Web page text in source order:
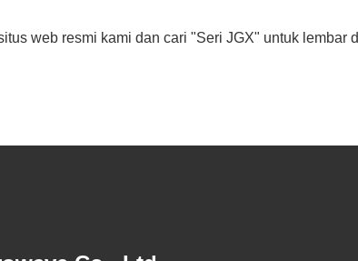
web resmi kami dan cari "Seri JGX" untuk lembar